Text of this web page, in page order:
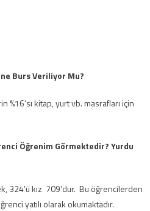
Burs Veriliyor Mu?
kitap, yurt vb. masrafları için
Öğrenim Görmektedir? Yurdu
324’ü kız 709’dur. Bu öğrencilerden
yatılı olarak okumaktadır.